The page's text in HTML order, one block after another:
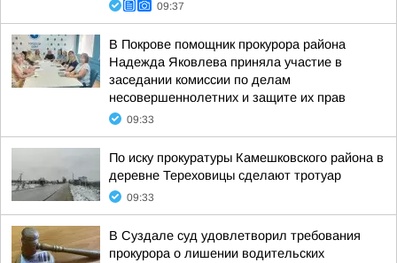
09:37
В Покрове помощник прокурора района
Надежда Яковлева приняла участие в
заседании комиссии по делам
несовершеннолетних и защите их прав
09:33
По иску прокуратуры Камешковского района в
деревне Тереховицы сделают тротуар
09:33
В Суздале суд удовлетворил требования
прокурора о лишении водительских